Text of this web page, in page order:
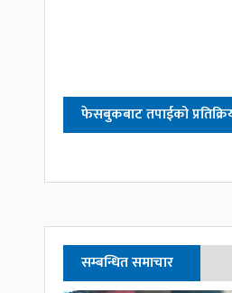
फेसबुकबाट तपाईको
सम्बन्धित समाचार